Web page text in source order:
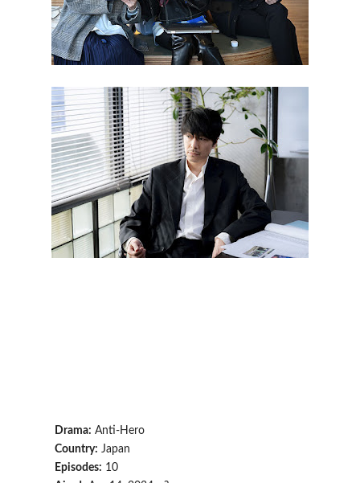
Drama: Anti-Hero
Country: Japan
Episodes: 10